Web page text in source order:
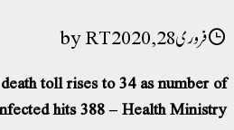
فروری 28, 2020 RT
toll rises to 34 as number of
hits 388 – Health Ministry